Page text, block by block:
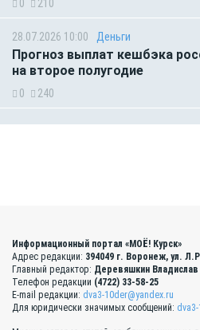
0 210
28.07.2026 10:00 Деньги
Прогноз выплат кешбэка
на второе полугодие
0 240
Информационный портал «МОЁ! Курск»
Адрес редакции: 394049 г. Воронеж, ул.
Главный редактор: Деревяшкин
Телефон редакции (4722) 33-58-25
E-mail редакции: dva3-10der@yandex.ru
Для юридически значимых сообщений: